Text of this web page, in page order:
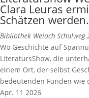
Clara Leuras
Schätzen werden.
Bibliothek Weiach Schulweg
Wo Geschichte auf
LiteratursShow, die
einem Ort, der selbst
bedeutenden Funden wie
Apr. 11 2026